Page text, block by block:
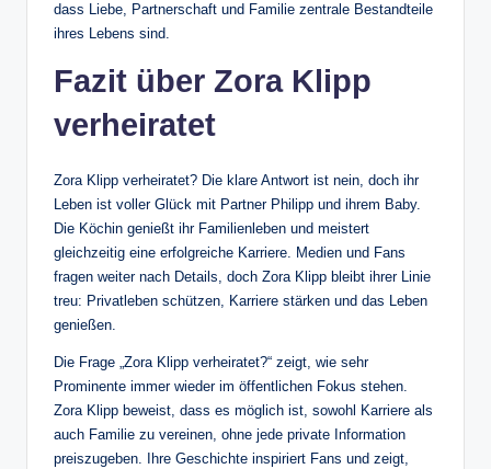
dass Liebe, Partnerschaft und Familie zentrale Bestandteile
ihres Lebens sind.
Fazit über Zora Klipp
verheiratet
Zora Klipp verheiratet? Die klare Antwort ist nein, doch ihr
Leben ist voller Glück mit Partner Philipp und ihrem Baby.
Die Köchin genießt ihr Familienleben und meistert
gleichzeitig eine erfolgreiche Karriere. Medien und Fans
fragen weiter nach Details, doch Zora Klipp bleibt ihrer Linie
treu: Privatleben schützen, Karriere stärken und das Leben
genießen.
Die Frage „Zora Klipp verheiratet?“ zeigt, wie sehr
Prominente immer wieder im öffentlichen Fokus stehen.
Zora Klipp beweist, dass es möglich ist, sowohl Karriere als
auch Familie zu vereinen, ohne jede private Information
preiszugeben. Ihre Geschichte inspiriert Fans und zeigt,